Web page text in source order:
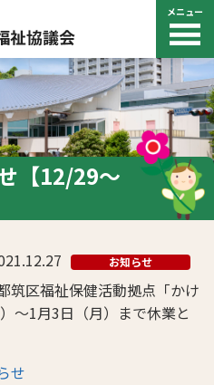
メニュー
【12/29～
お知らせ
筑区福祉保健活動拠点「かけ
～1月3日（月）まで休業と
せ